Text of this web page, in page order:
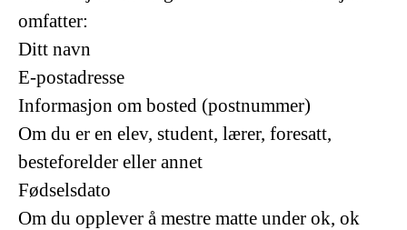
omfatter:
Ditt navn
E-postadresse
Informasjon om bosted (postnummer)
Om du er en elev, student, lærer, foresatt,
besteforelder eller annet
Fødselsdato
Om du opplever å mestre matte under ok, ok